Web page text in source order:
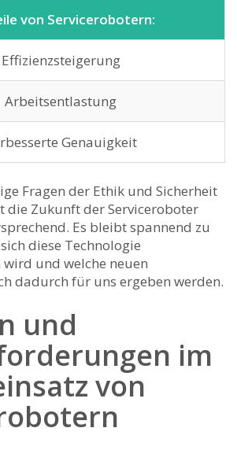
von Servicerobotern:
Effizienzsteigerung
Arbeitsentlastung
Genauigkeit
Fragen der Ethik und Sicherheit
die Zukunft der Serviceroboter
Es bleibt spannend zu
diese Technologie
und welche neuen
dadurch ⁤für uns⁤ ergeben werden.
und
im
von